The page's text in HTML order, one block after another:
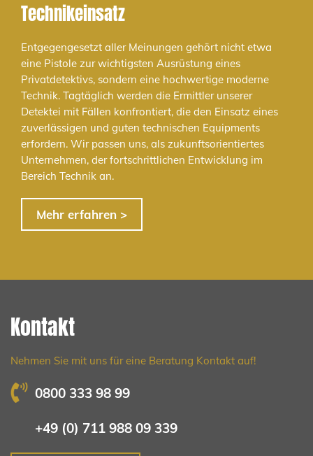
Technikeinsatz
Entgegengesetzt aller Meinungen gehört nicht etwa
eine Pistole zur wichtigsten Ausrüstung eines
Privatdetektivs, sondern eine hochwertige moderne
Technik. Tagtäglich werden die Ermittler unserer
Detektei mit Fällen konfrontiert, die den Einsatz eines
zuverlässigen und guten technischen Equipments
erfordern. Wir passen uns, als zukunftsorientiertes
Unternehmen, der fortschrittlichen Entwicklung im
Bereich Technik an.
Mehr erfahren >
Kontakt
Nehmen Sie mit uns für eine Beratung Kontakt auf!
0800 333 98 99
+49 (0) 711 988 09 339